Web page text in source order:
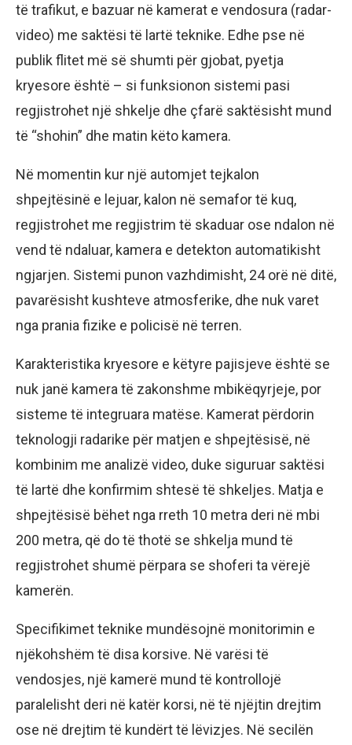
të trafikut, e bazuar në kamerat e vendosura (radar-
video) me saktësi të lartë teknike. Edhe pse në
publik flitet më së shumti për gjobat, pyetja
kryesore është – si funksionon sistemi pasi
regjistrohet një shkelje dhe çfarë saktësisht mund
të “shohin” dhe matin këto kamera.
Në momentin kur një automjet tejkalon
shpejtësinë e lejuar, kalon në semafor të kuq,
regjistrohet me regjistrim të skaduar ose ndalon në
vend të ndaluar, kamera e detekton automatikisht
ngjarjen. Sistemi punon vazhdimisht, 24 orë në ditë,
pavarësisht kushteve atmosferike, dhe nuk varet
nga prania fizike e policisë në terren.
Karakteristika kryesore e këtyre pajisjeve është se
nuk janë kamera të zakonshme mbikëqyrjeje, por
sisteme të integruara matëse. Kamerat përdorin
teknologji radarike për matjen e shpejtësisë, në
kombinim me analizë video, duke siguruar saktësi
të lartë dhe konfirmim shtesë të shkeljes. Matja e
shpejtësisë bëhet nga rreth 10 metra deri në mbi
200 metra, që do të thotë se shkelja mund të
regjistrohet shumë përpara se shoferi ta vërejë
kamerën.
Specifikimet teknike mundësojnë monitorimin e
njëkohshëm të disa korsive. Në varësi të
vendosjes, një kamerë mund të kontrollojë
paralelisht deri në katër korsi, në të njëjtin drejtim
ose në drejtim të kundërt të lëvizjes. Në secilën